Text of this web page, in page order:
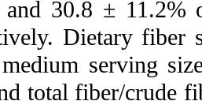
and 30.8 ± 11.2%
Dietary fiber
serving
total fiber/crude